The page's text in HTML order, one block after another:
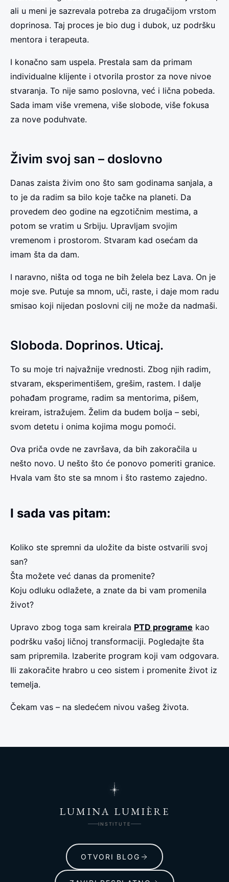
ali u meni je sazrevala potreba za drugačijom vrstom
doprinosa. Taj proces je bio dug i dubok, uz podršku
mentora i terapeuta.
I konačno sam uspela. Prestala sam da primam
individualne klijente i otvorila prostor za nove nivoe
stvaranja. To nije samo poslovna, već i lična pobeda.
Sada imam više vremena, više slobode, više fokusa
za nove poduhvate.
Živim svoj san – doslovno
Danas zaista živim ono što sam godinama sanjala, a
to je da radim sa bilo koje tačke na planeti. Da
provedem deo godine na egzotičnim mestima, a
potom se vratim u Srbiju. Upravljam svojim
vremenom i prostorom. Stvaram kad osećam da
imam šta da dam.
I naravno, ništa od toga ne bih želela bez Lava. On je
moje sve. Putuje sa mnom, uči, raste, i daje mom radu
smisao koji nijedan poslovni cilj ne može da nadmaši.
Sloboda. Doprinos. Uticaj.
To su moje tri najvažnije vrednosti. Zbog njih radim,
stvaram, eksperimentišem, grešim, rastem. I dalje
pohađam programe, radim sa mentorima, pišem,
kreiram, istražujem. Želim da budem bolja – sebi,
svom detetu i onima kojima mogu pomoći.
Ova priča ovde ne završava, da bih zakoračila u
nešto novo. U nešto što će ponovo pomeriti granice.
Hvala vam što ste sa mnom i što rastemo zajedno.
I sada vas pitam:
Koliko ste spremni da uložite da biste ostvarili svoj
san?
Šta možete već danas da promenite?
Koju odluku odlažete, a znate da bi vam promenila
život?
Upravo zbog toga sam kreirala PTD programe kao
podršku vašoj ličnoj transformaciji. Pogledajte šta
sam pripremila. Izaberite program koji vam odgovara.
Ili zakoračite hrabro u ceo sistem i promenite život iz
temelja.
Čekam vas – na sledećem nivou vašeg života.
LUMINA LUMIÈRE
INSTITUTE
OTVORI BLOG